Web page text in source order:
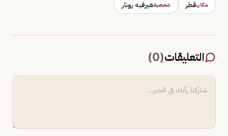
مكانقطر شخصيةهيرفيه رونار
التعليقات(
0
)